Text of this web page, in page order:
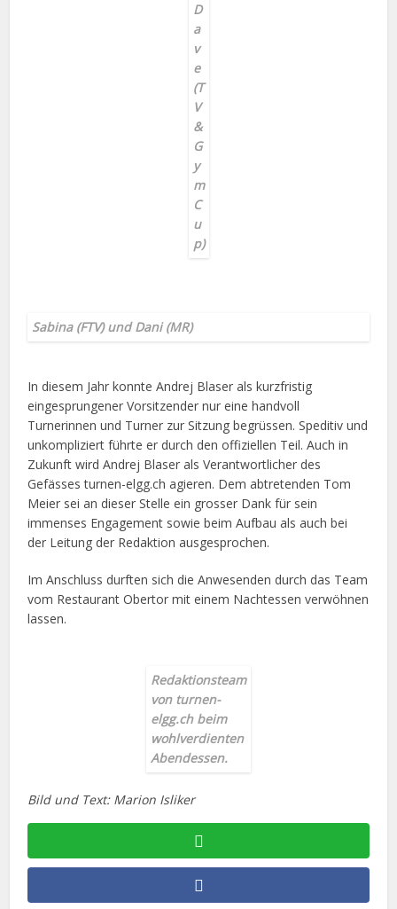
D
a
v
e
(T
V
&
G
y
m
C
u
p)
Sabina (FTV) und Dani (MR)
In diesem Jahr konnte Andrej Blaser als kurzfristig
eingesprungener Vorsitzender nur eine handvoll
Turnerinnen und Turner zur Sitzung begrüssen. Speditiv und
unkompliziert führte er durch den offiziellen Teil. Auch in
Zukunft wird Andrej Blaser als Verantwortlicher des
Gefässes turnen-elgg.ch agieren. Dem abtretenden Tom
Meier sei an dieser Stelle ein grosser Dank für sein
immenses Engagement sowie beim Aufbau als auch bei
der Leitung der Redaktion ausgesprochen.
Im Anschluss durften sich die Anwesenden durch das Team
vom Restaurant Obertor mit einem Nachtessen verwöhnen
lassen.
Redaktionsteam
von turnen-
elgg.ch beim
wohlverdienten
Abendessen.
Bild und Text: Marion Isliker